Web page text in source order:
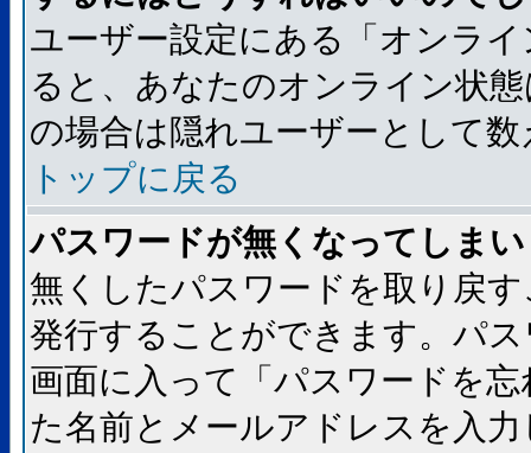
ユーザー設定にある「オンラ
ると、あなたのオンライン状
の場合は隠れユーザーとして
トップに戻る
パスワードが無くなってしま
無くしたパスワードを取り戻
発行することができます。パ
画面に入って「パスワードを
た名前とメールアドレスを入